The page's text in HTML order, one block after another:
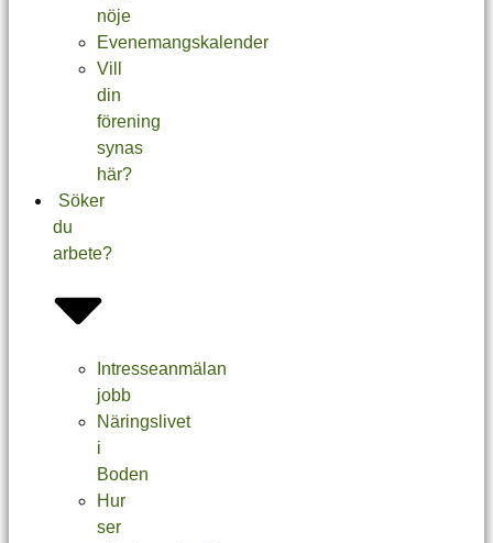
nöje
Evenemangskalender
Vill
din
förening
synas
här?
Söker
du
arbete?
Intresseanmälan
jobb
Näringslivet
i
Boden
Hur
ser